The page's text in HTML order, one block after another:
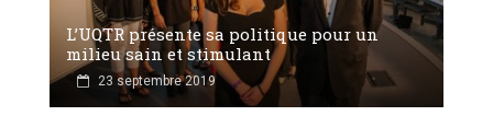
L’UQTR présente sa politique pour un
milieu sain et stimulant
23 septembre 2019